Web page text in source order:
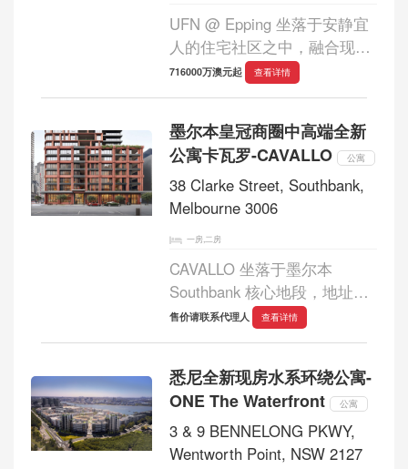
UFN @ Epping 坐落于安静宜
人的住宅社区之中，融合现代
生活方式与优雅格调，位于不
环境与便捷城市连接，为追求
品质生活的人群...
716000万澳元起 查看详情
墨尔本皇冠商圈中高端全新
公寓卡瓦罗-CAVALLO
公寓
38 Clarke Street, Southbank,
Melbourne 3006
一房,二房
CAVALLO 坐落于墨尔本
Southbank 核心地段，地址为
38 Clarke Street，紧邻雅拉河
畔与 Crown 娱乐综合体，汇聚
项目由经验丰富的 LAS Group
精心打造，并携手知名建筑
事...
售价请联系代理人 查看详情
悉尼全新现房水系环绕公寓-
ONE The Waterfront
公寓
3 & 9 BENNELONG PKWY,
Wentworth Point, NSW 2127